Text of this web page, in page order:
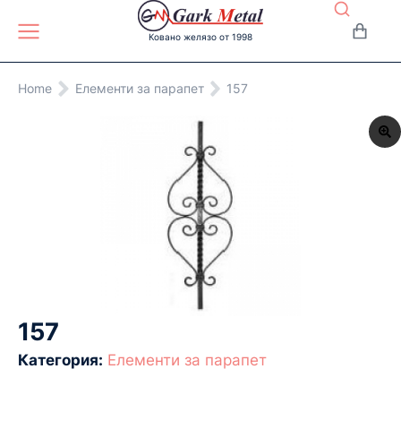
Ковано желязо от 1998
You are here:
Home Eлементи за парапет 157
157
Категория: Eлементи за парапет